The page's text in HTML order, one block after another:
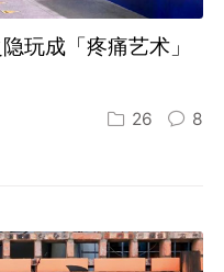
玩成「疼痛艺术」
26 8